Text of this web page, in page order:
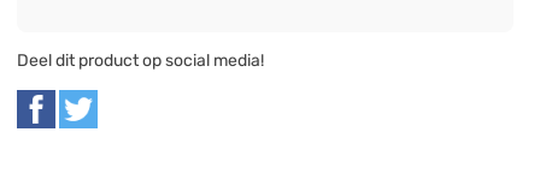
Deel dit product op social media!